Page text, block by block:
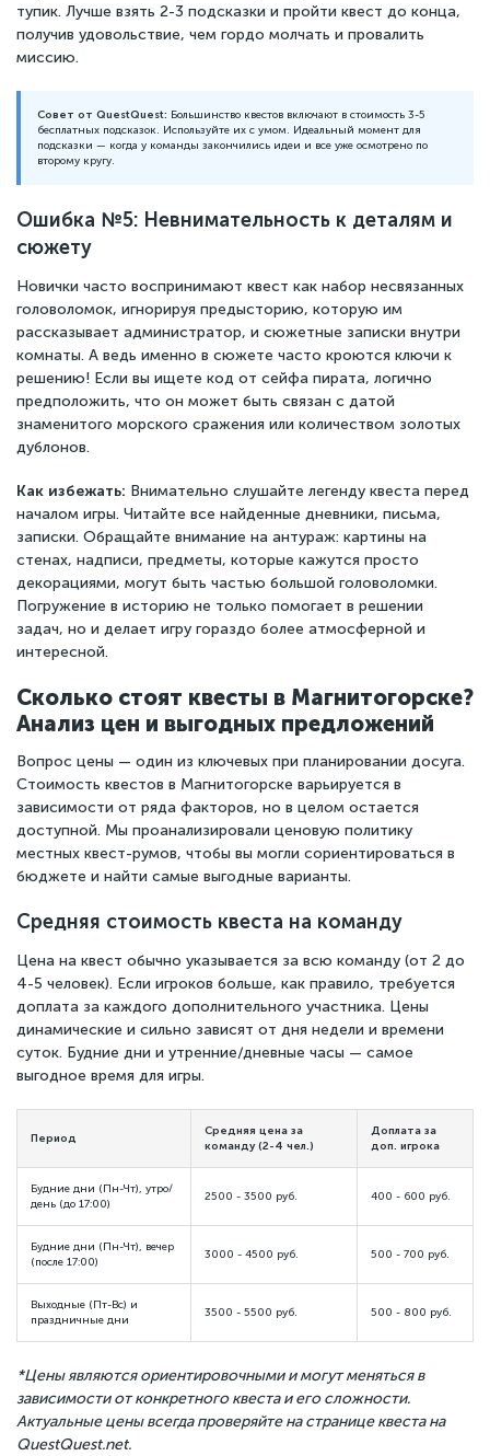
тупик. Лучше взять 2-3 подсказки и пройти квест до конца,
получив удовольствие, чем гордо молчать и провалить
миссию.
Совет от QuestQuest: Большинство квестов включают в стоимость 3-5
бесплатных подсказок. Используйте их с умом. Идеальный момент для
подсказки — когда у команды закончились идеи и все уже осмотрено по
второму кругу.
Ошибка №5: Невнимательность к деталям и
сюжету
Новички часто воспринимают квест как набор несвязанных
головоломок, игнорируя предысторию, которую им
рассказывает администратор, и сюжетные записки внутри
комнаты. А ведь именно в сюжете часто кроются ключи к
решению! Если вы ищете код от сейфа пирата, логично
предположить, что он может быть связан с датой
знаменитого морского сражения или количеством золотых
дублонов.
Как избежать: Внимательно слушайте легенду квеста перед
началом игры. Читайте все найденные дневники, письма,
записки. Обращайте внимание на антураж: картины на
стенах, надписи, предметы, которые кажутся просто
декорациями, могут быть частью большой головоломки.
Погружение в историю не только помогает в решении
задач, но и делает игру гораздо более атмосферной и
интересной.
Сколько стоят квесты в Магнитогорске?
Анализ цен и выгодных предложений
Вопрос цены — один из ключевых при планировании досуга.
Стоимость квестов в Магнитогорске варьируется в
зависимости от ряда факторов, но в целом остается
доступной. Мы проанализировали ценовую политику
местных квест-румов, чтобы вы могли сориентироваться в
бюджете и найти самые выгодные варианты.
Средняя стоимость квеста на команду
Цена на квест обычно указывается за всю команду (от 2 до
4-5 человек). Если игроков больше, как правило, требуется
доплата за каждого дополнительного участника. Цены
динамические и сильно зависят от дня недели и времени
суток. Будние дни и утренние/дневные часы — самое
выгодное время для игры.
Период
Средняя цена за
команду (2-4 чел.)
Доплата за
доп. игрока
Будние дни (Пн-Чт), утро/
день (до 17:00)
2500 - 3500 руб. 400 - 600 руб.
Будние дни (Пн-Чт), вечер
(после 17:00)
3000 - 4500 руб. 500 - 700 руб.
Выходные (Пт-Вс) и
праздничные дни
3500 - 5500 руб. 500 - 800 руб.
*Цены являются ориентировочными и могут меняться в
зависимости от конкретного квеста и его сложности.
Актуальные цены всегда проверяйте на странице квеста на
QuestQuest.net.